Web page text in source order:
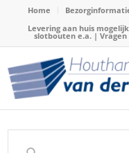
Home
Levering aan huis
slotbouten e.a. | Vragen
Home / Webshop /
4-zitskussen antraciet (Talen 03511)